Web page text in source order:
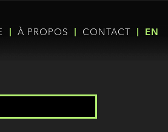
À PROPOS CONTACT EN